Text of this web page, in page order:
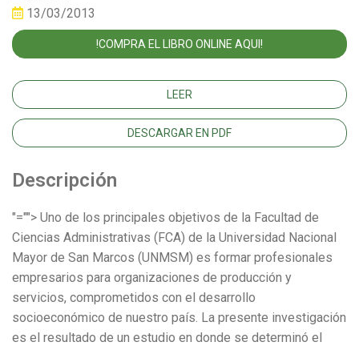
13/03/2013
!COMPRA EL LIBRO ONLINE AQUI!
LEER
DESCARGAR EN PDF
Descripción
"=""> Uno de los principales objetivos de la Facultad de
Ciencias Administrativas (FCA) de la Universidad Nacional
Mayor de San Marcos (UNMSM) es formar profesionales
empresarios para organizaciones de producción y
servicios, comprometidos con el desarrollo
socioeconómico de nuestro país. La presente investigación
es el resultado de un estudio en donde se determinó el